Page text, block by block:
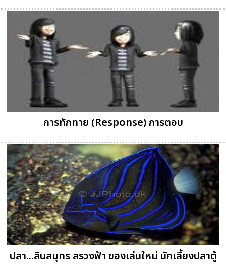
การทักทาย (Response) การตอบ
ปลา...สินสมุทร สรวงฟ้า ของเล่นใหม่ นักเลี้ยงปลาตู้